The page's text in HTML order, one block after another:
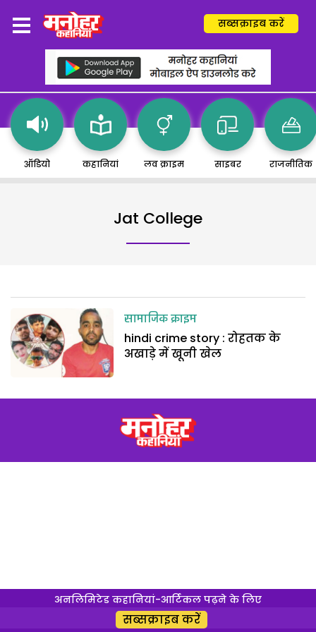
सब्सक्राइब करें
ऑडियो कहानियां लव क्राइम साइबर राजनीतिक
Jat College
सामाजिक क्राइम
hindi crime story : रोहतक के
अखाड़े में खूनी खेल
अनलिमिटेड कहानियां-आर्टिकल पढ़ने के लिए
सब्सक्राइब करें